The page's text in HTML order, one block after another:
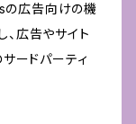
の広告向けの機
、広告やサイト
ードパーティ